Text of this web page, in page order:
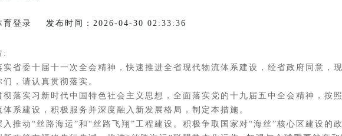
育登录 发布时间：2026-04-30 02:33:36
:
委十届十一次全会精神，快速推进全省现代物流体系建设，经省政府同意，
，请认真贯彻落实。
实习新时代中国特色社会主义思想，全面落实党的十九届五中全会精神，按
体系建设，积极服务并深度融入新发展格局，制定本措施。
动“丝路海运”和“丝路飞翔”工程建设。积极争取国家对“海丝”核心区建设的